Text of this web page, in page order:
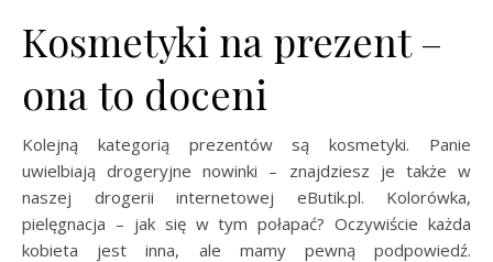
Kosmetyki na prezent –
ona to doceni
Kolejną kategorią prezentów są kosmetyki. Panie
uwielbiają drogeryjne nowinki – znajdziesz je także w
naszej drogerii internetowej eButik.pl. Kolorówka,
pielęgnacja – jak się w tym połapać? Oczywiście każda
kobieta jest inna, ale mamy pewną podpowiedź.